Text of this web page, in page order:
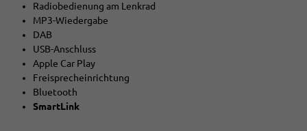
Radiobedienung am Lenkrad
MP3-Wiedergabe
DAB
USB-Anschluss
Apple Car Play
Freisprecheinrichtung
Bluetooth
SmartLink